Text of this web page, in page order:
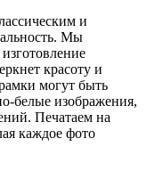
и
Мы
красоту и
могут быть
белые изображения,
Печатаем на
каждое фото